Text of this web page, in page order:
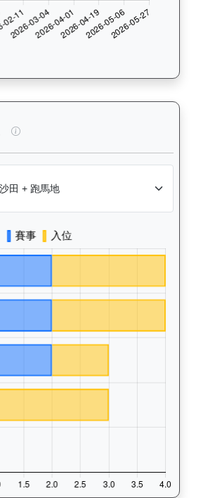
數與入位率統計，支援按
策騎此馬匹的出賽次數與入
飛輪霸（K320）— 檔位統計